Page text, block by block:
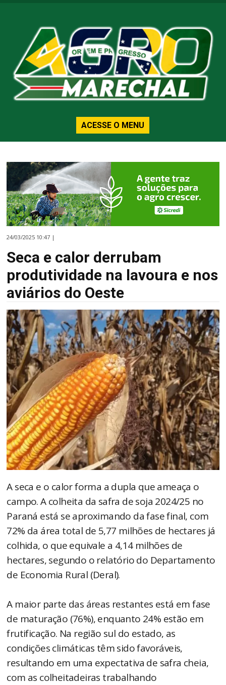
ACESSE O MENU
24/03/2025 10:47 |
Seca e calor derrubam
produtividade na lavoura e nos
aviários do Oeste
A seca e o calor forma a dupla que ameaça o
campo. A colheita da safra de soja 2024/25 no
Paraná está se aproximando da fase final, com
72% da área total de 5,77 milhões de hectares já
colhida, o que equivale a 4,14 milhões de
hectares, segundo o relatório do Departamento
de Economia Rural (Deral).
A maior parte das áreas restantes está em fase
de maturação (76%), enquanto 24% estão em
frutificação. Na região sul do estado, as
condições climáticas têm sido favoráveis,
resultando em uma expectativa de safra cheia,
com as colheitadeiras trabalhando